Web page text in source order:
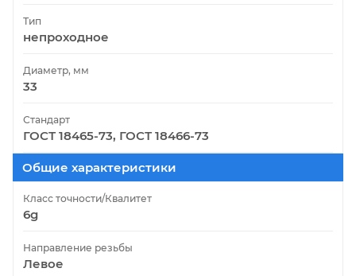
Тип
непроходное
Диаметр, мм
33
Стандарт
ГОСТ 18465-73, ГОСТ 18466-73
Общие характеристики
Класс точности/Квалитет
6g
Направление резьбы
Левое